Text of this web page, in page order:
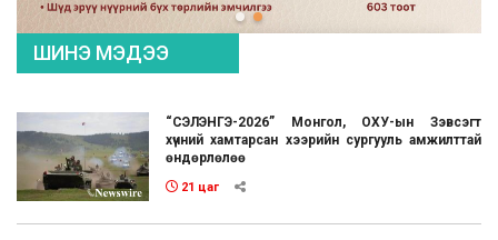
ШИНЭ МЭДЭЭ
“СЭЛЭНГЭ-2026” Монгол, ОХУ-ын Зэвсэгт
хүчний хамтарсан хээрийн сургууль амжилттай
өндөрлөлөө
21 цаг